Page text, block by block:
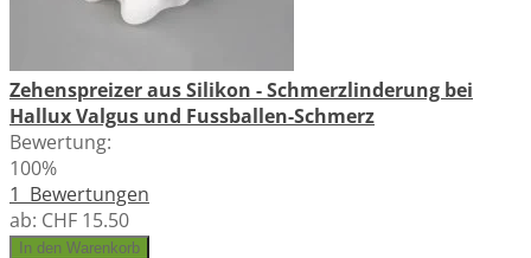
Zehenspreizer aus Silikon - Schmerzlinderung bei
Hallux Valgus und Fussballen-Schmerz
Bewertung:
100%
1 Bewertungen
ab: CHF 15.50
In den Warenkorb